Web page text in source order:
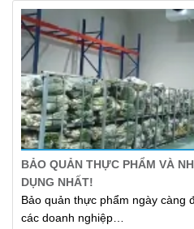
BẢO QUẢN THỰC PHẨM VÀ
DỤNG NHẤT!
Bảo quản thực phẩm ngày càng
các doanh nghiệp…